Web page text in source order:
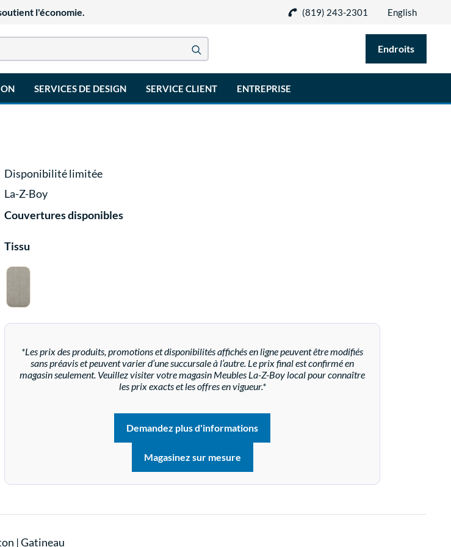
l'économie. (819) 243-2301 English
Endroits
SERVICES DE DESIGN SERVICE CLIENT ENTREPRISE
Disponibilité limitée
La-Z-Boy
Couvertures disponibles
Tissu
*Les prix des produits, promotions et disponibilités affichés en ligne peuvent être modifiés
sans préavis et peuvent varier d’une succursale à l’autre. Le prix final est confirmé en
magasin seulement. Veuillez visiter votre magasin Meubles La-Z-Boy local pour connaître
les prix exacts et les offres en vigueur.*
Demandez plus d'informations
Magasinez sur mesure
|Gatineau